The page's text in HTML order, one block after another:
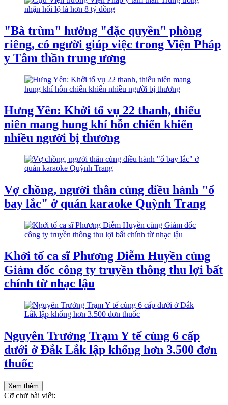
"Bà trùm" hưởng "đặc quyền" phòng
riêng, có người giúp việc trong Viện Pháp
y Tâm thần trung ương
Hưng Yên: Khởi tố vụ 22 thanh, thiếu
niên mang hung khí hỗn chiến khiến
nhiều người bị thương
Vợ chồng, người thân cùng điều hành "ổ
bay lắc" ở quán karaoke Quỳnh Trang
Khởi tố ca sĩ Phương Diễm Huyền cùng
Giám đốc công ty truyền thông thu lợi bất
chính từ nhạc lậu
Nguyên Trưởng Trạm Y tế cùng 6 cấp
dưới ở Đắk Lắk lập khống hơn 3.500 đơn
thuốc
Xem thêm
Cỡ chữ bài viết: